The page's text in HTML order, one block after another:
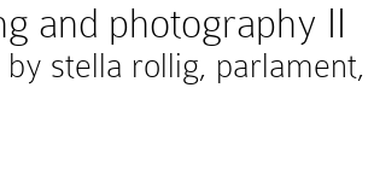
and photography II
by stella rollig,